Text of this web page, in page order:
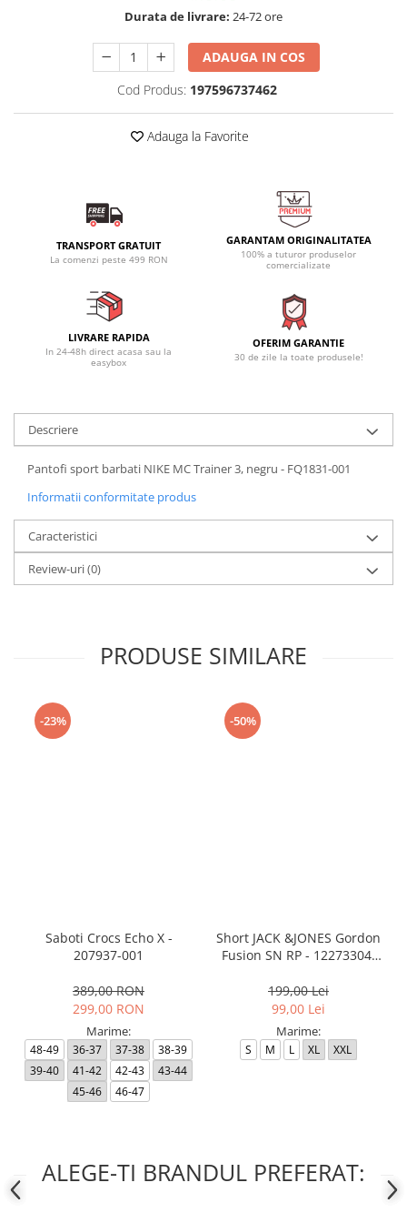
Durata de livrare: 24-72 ore
ADAUGA IN COS
Cod Produs: 197596737462
Adauga la Favorite
TRANSPORT GRATUIT
La comenzi peste 499 RON
GARANTAM ORIGINALITATEA
100% a tuturor produselor
comercializate
LIVRARE RAPIDA
In 24-48h direct acasa sau la
easybox
OFERIM GARANTIE
30 de zile la toate produsele!
Descriere
Pantofi sport barbati NIKE MC Trainer 3, negru - FQ1831-001
Informatii conformitate produs
Caracteristici
Review-uri(0)
PRODUSE SIMILARE
-23%
Saboti Crocs Echo X -
207937-001
389,00 RON
299,00 RON
Marime:
48-49 36-37 37-38
38-39
39-40
41-42 42-43
43-44
45-46
46-47
-50%
Short JACK &JONES Gordon
Fusion SN RP - 12273304-
199,00 Lei
99,00 Lei
Marime:
S M L XL XXL
ALEGE-TI BRANDUL PREFERAT: